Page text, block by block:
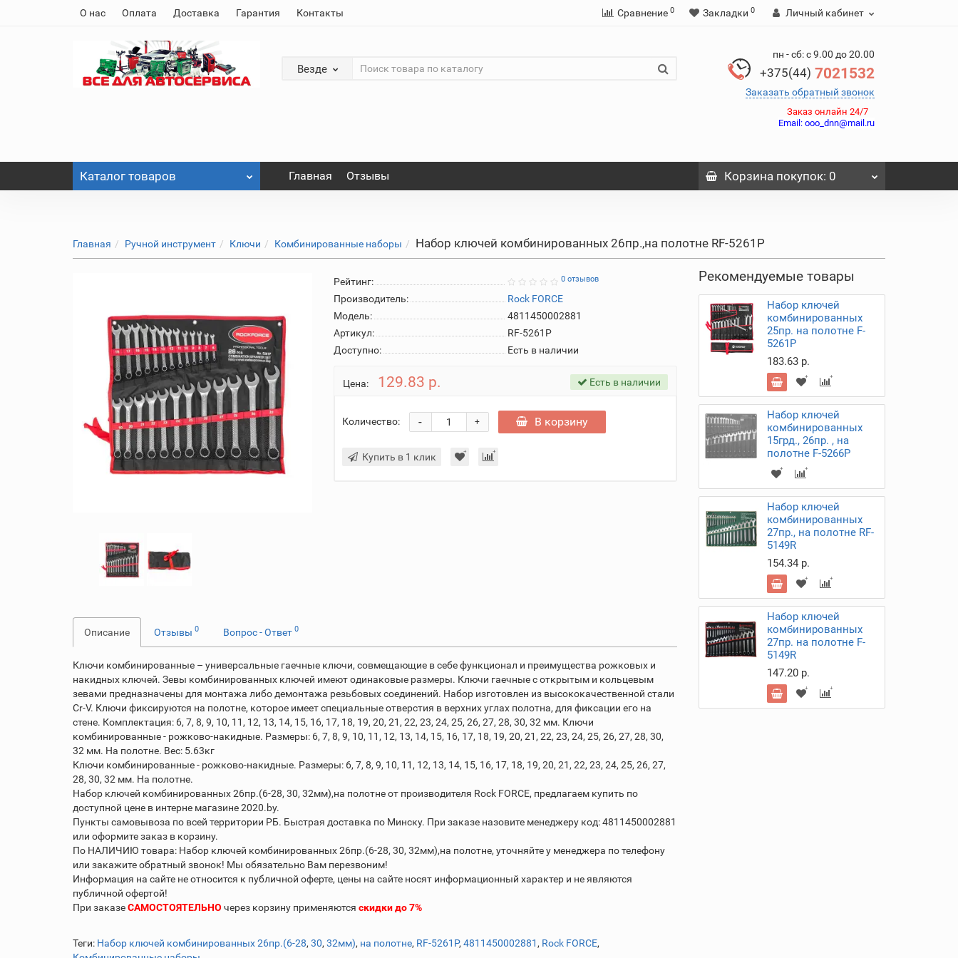
О нас Оплата Доставка Гарантия Контакты Сравнение 0 Закладки 0 Личный кабинет
Везде
пн - сб: с 9.00 до 20.00
+375(44) 7021532
Заказать обратный звонок
Заказ онлайн 24/7
Email: ooo_dnn@mail.ru
Каталог товаров Главная Отзывы Корзинапокупок: 0
Главная Ручной инструмент Ключи Комбинированные наборы Набор ключей комбинированных 26пр.,на полотне RF-5261P
Рейтинг: 0 отзывов
Производитель:
Rock FORCE
Модель:
4811450002881
Артикул:
RF-5261P
Доступно:
Есть в наличии
Цена: 129.83 р. Есть в наличии
Количество: +
- В корзину
Купить в 1 клик
Описание Отзывы 0 Вопрос - Ответ 0
Ключи комбинированные – универсальные гаечные ключи, совмещающие в себе функционал и преимущества рожковых и
накидных ключей. Зевы комбинированных ключей имеют одинаковые размеры. Ключи гаечные с открытым и кольцевым
зевами предназначены для монтажа либо демонтажа резьбовых соединений. Набор изготовлен из высококачественной стали
Cr-V. Ключи фиксируются на полотне, которое имеет специальные отверстия в верхних углах полотна, для фиксации его на
стене. Комплектация: 6, 7, 8, 9, 10, 11, 12, 13, 14, 15, 16, 17, 18, 19, 20, 21, 22, 23, 24, 25, 26, 27, 28, 30, 32 мм. Ключи
комбинированные - рожково-накидные. Размеры: 6, 7, 8, 9, 10, 11, 12, 13, 14, 15, 16, 17, 18, 19, 20, 21, 22, 23, 24, 25, 26, 27, 28, 30,
32 мм. На полотне. Вес: 5.63кг
Ключи комбинированные - рожково-накидные. Размеры: 6, 7, 8, 9, 10, 11, 12, 13, 14, 15, 16, 17, 18, 19, 20, 21, 22, 23, 24, 25, 26, 27,
28, 30, 32 мм. На полотне.
Набор ключей комбинированных 26пр.(6-28, 30, 32мм),на полотне от производителя Rock FORCE, предлагаем купить по
доступной цене в интерне магазине 2020.by.
Пункты самовывоза по всей территории РБ. Быстрая доставка по Минску. При заказе назовите менеджеру код: 4811450002881
или оформите заказ в корзину.
По НАЛИЧИЮ товара: Набор ключей комбинированных 26пр.(6-28, 30, 32мм),на полотне, уточняйте у менеджера по телефону
или закажите обратный звонок! Мы обязательно Вам перезвоним!
Информация на сайте не относится к публичной оферте, цены на сайте носят информационный характер и не являются
публичной офертой!
При заказеСАМОСТОЯТЕЛЬНО через корзину применяются скидки до 7%
Теги: Набор ключей комбинированных 26пр.(6-28, 30, 32мм), на полотне, RF-5261P, 4811450002881 , Rock FORCE,
Рекомендуемые товары
Набор ключей
комбинированных
25пр. на полотне F-
5261P
183.63 р.
Набор ключей
комбинированных
15грд., 26пр. , на
полотне F-5266P
Набор ключей
комбинированных
27пр., на полотне RF-
5149R
154.34 р.
Набор ключей
комбинированных
27пр. на полотне F-
5149R
147.20 р.